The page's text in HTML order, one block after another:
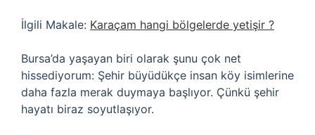
İlgili Makale: Karaçam hangi bölgelerde yetişir ?
Bursa’da yaşayan biri olarak şunu çok net
hissediyorum: Şehir büyüdükçe insan köy isimlerine
daha fazla merak duymaya başlıyor. Çünkü şehir
hayatı biraz soyutlaşıyor.